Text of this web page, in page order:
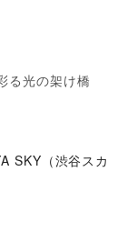
る光の架け橋
SKY（渋谷スカ